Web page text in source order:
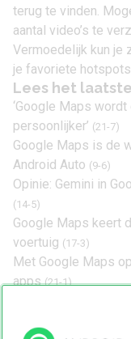
terug te vinden.
aantal video’s te
Vermoedelijk kun je
je favoriete
Lees het
‘Google Maps
persoonlijker’ (21-7)
Google Maps is de
Android Auto (9-6)
Opinie: Gemini in
(14-5)
Google Maps keert
voertuig (17-3)
Met Google Maps
apps (21-1)